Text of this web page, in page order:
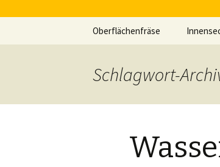
Oberflächenfräse
Schlagwort-